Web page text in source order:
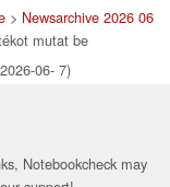
> Newsarchive 2026 06
mutat be
06- 7)
Notebookcheck may